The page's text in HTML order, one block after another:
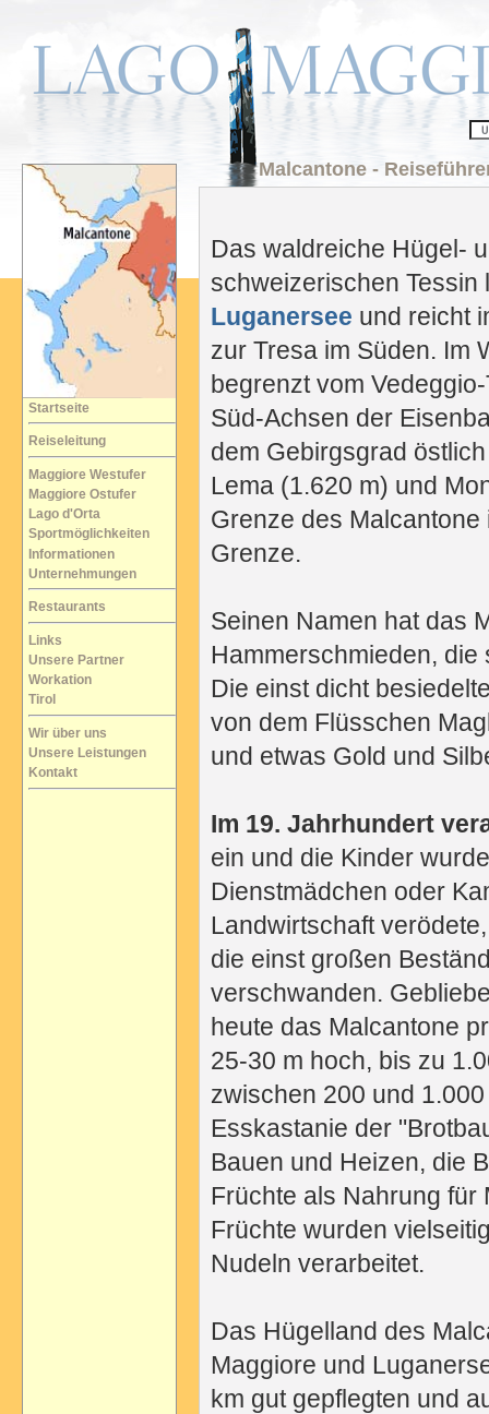
Startseite
Reiseleitung
Maggiore Westufer
Maggiore Ostufer
Lago d'Orta
Sportmöglichkeiten
Informationen
Unternehmungen
Restaurants
Links
Unsere Partner
Workation
Tirol
Wir über uns
Unsere Leistungen
Kontakt
Malcantone -
Das waldreiche Hügel-
schweizerischen
Luganersee und reicht
zur Tresa im Süden. Im
begrenzt vom
Süd-Achsen der
dem Gebirgsgrad
Lema (1.620 m) und
Grenze des
Grenze.
Seinen Namen hat das
Hammerschmieden,
Die einst dicht
von dem Flüsschen
und etwas Gold und
Im 19. Jahrhundert
ein und die Kinder
Dienstmädchen oder
Landwirtschaft
die einst großen
verschwanden.
heute das Malcantone
25-30 m hoch, bis zu
zwischen 200 und
Esskastanie der
Bauen und Heizen, die
Früchte als Nahrung für
Früchte wurden
Nudeln verarbeitet.
Das Hügelland des
Maggiore und
km gut gepflegten und